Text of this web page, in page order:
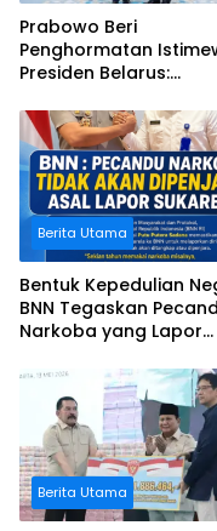
Prabowo Beri
Penghormatan
Presiden Belarus:
Negara
Berita Utama
Bentuk Kepedulian
BNN Tegaskan
Narkoba yang Lapor
Dipenjara
Berita Utama